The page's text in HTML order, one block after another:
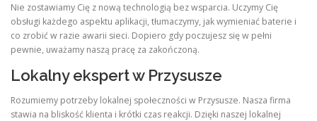
Nie zostawiamy Cię z nową technologią bez wsparcia. Uczymy Cię
obsługi każdego aspektu aplikacji, tłumaczymy, jak wymieniać baterie i
co zrobić w razie awarii sieci. Dopiero gdy poczujesz się w pełni
pewnie, uważamy naszą pracę za zakończoną.
Lokalny ekspert w Przysusze
Rozumiemy potrzeby lokalnej społeczności w Przysusze. Nasza firma
stawia na bliskość klienta i krótki czas reakcji. Dzięki naszej lokalnej